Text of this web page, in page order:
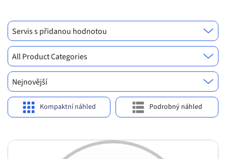
Servis s přidanou hodnotou
All Product Categories
Nejnovější